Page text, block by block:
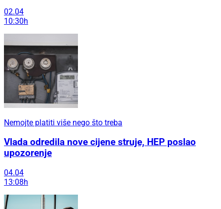
02.04
10:30h
Nemojte platiti više nego što treba
Vlada odredila nove cijene struje, HEP poslao
upozorenje
04.04
13:08h